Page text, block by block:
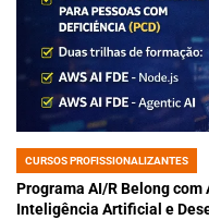
POSTED
IN
CURSOS PROFISSIONALIZANTES
Programa AI/R Belong
Inteligência Artificial e